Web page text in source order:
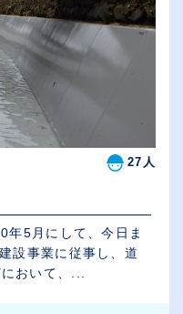
27人
年5月にして、今日ま
設事業に従事し、道
おいて、...